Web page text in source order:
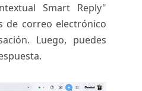
Smart Reply"
de correo electrónico
Luego, puedes